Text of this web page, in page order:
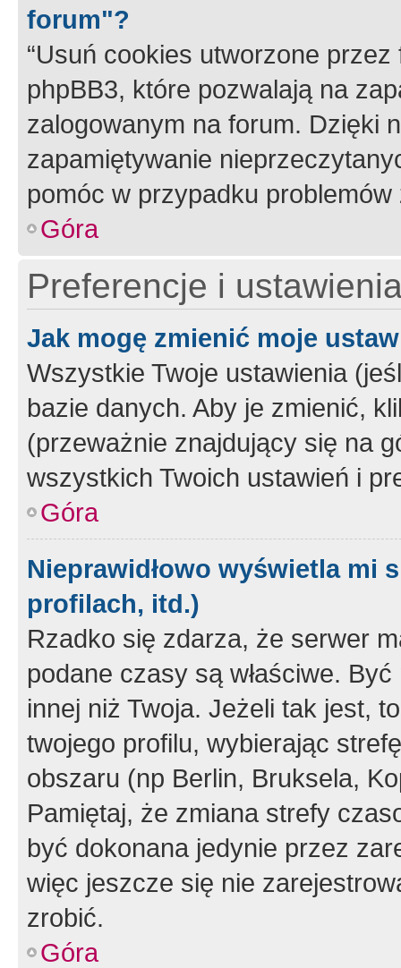
forum"?
“Usuń cookies utworzone
phpBB3, które pozwalają na
zalogowanym na forum. Dzięki
zapamiętywanie
pomóc w przypadku
Góra
Preferencje i
Jak mogę zmienić moje
Wszystkie Twoje ustawienia
bazie danych. Aby je zmienić,
(przeważnie znajdujący się na
wszystkich Twoich ustawień i
Góra
Nieprawidłowo wyświetla mi
profilach, itd.)
Rzadko się zdarza, że serwer
podane czasy są właściwe.
innej niż Twoja. Jeżeli tak jest,
twojego profilu, wybierając
obszaru (np Berlin, Bruksela,
Pamiętaj, że zmiana strefy
być dokonana jedynie przez
więc jeszcze się nie
zrobić.
Góra